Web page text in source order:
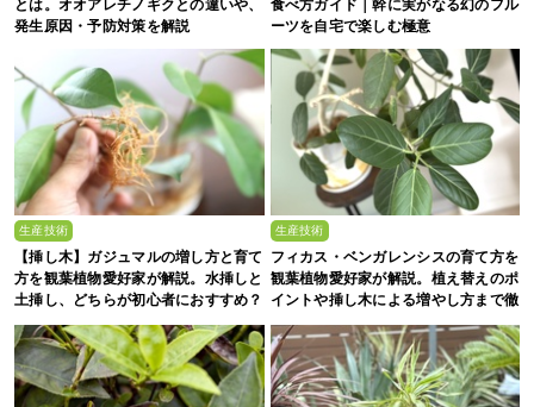
とは。オオアレチノギクとの違いや、
発生原因・予防対策を解説
食べ方ガイド｜幹に実がなる幻のフル
ーツを自宅で楽しむ極意
生産技術
【挿し木】ガジュマルの増し方と育て
方を観葉植物愛好家が解説。水挿しと
土挿し、どちらが初心者におすすめ？
生産技術
フィカス・ベンガレンシスの育て方を
観葉植物愛好家が解説。植え替えのポ
イントや挿し木による増やし方まで徹
底解説